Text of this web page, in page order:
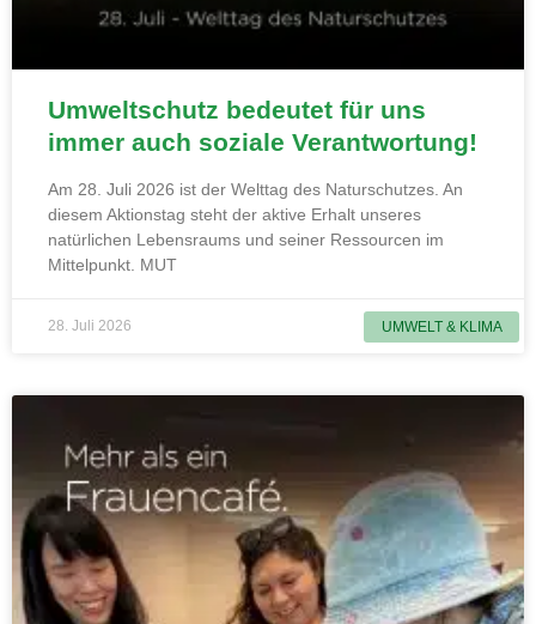
UMWELT & KLIMA
Umweltschutz bedeutet für uns
immer auch soziale Verantwortung!
Am 28. Juli 2026 ist der Welttag des Naturschutzes. An
diesem Aktionstag steht der aktive Erhalt unseres
natürlichen Lebensraums und seiner Ressourcen im
Mittelpunkt. MUT
28. Juli 2026